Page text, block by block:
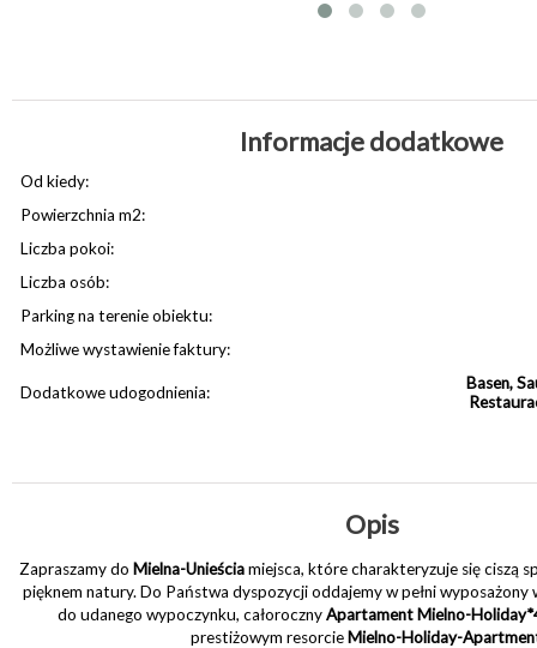
Informacje dodatkowe
Od kiedy:
Powierzchnia m2:
Liczba pokoi:
Liczba osób:
Parking na terenie obiektu:
Możliwe wystawienie faktury:
Dodatkowe udogodnienia:
Basen,
Opis
Zapraszamy do Mielna-Unieściamiejsca, które charakteryzuje się ciszą
pięknem natury. Do Państwa dyspozycji oddajemy w pełni wyposażony
do udanego wypoczynku, całorocznyApartament Mielno-
prestiżowym resorcieMielno-Holiday-